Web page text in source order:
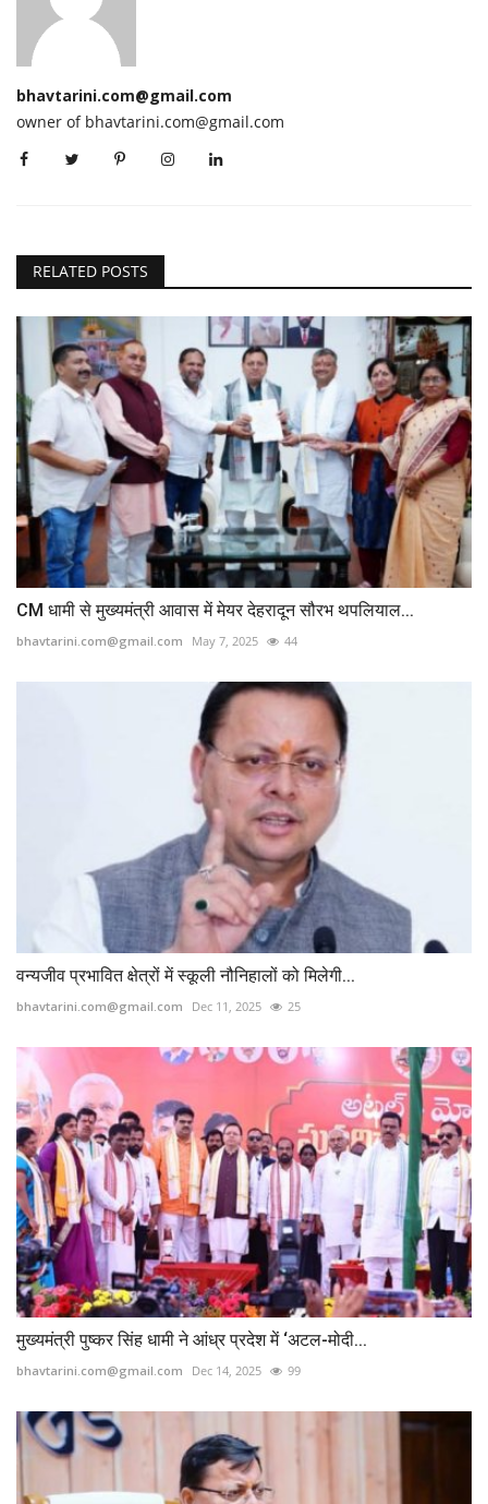
bhavtarini.com@gmail.com
owner of bhavtarini.com@gmail.com
RELATED POSTS
CM धामी से मुख्यमंत्री आवास में मेयर देहरादून सौरभ थपलियाल...
bhavtarini.com@gmail.com May 7, 2025 44
वन्यजीव प्रभावित क्षेत्रों में स्कूली नौनिहालों को मिलेगी...
bhavtarini.com@gmail.com Dec 11, 2025 25
मुख्यमंत्री पुष्कर सिंह धामी ने आंध्र प्रदेश में ‘अटल-मोदी...
bhavtarini.com@gmail.com Dec 14, 2025 99